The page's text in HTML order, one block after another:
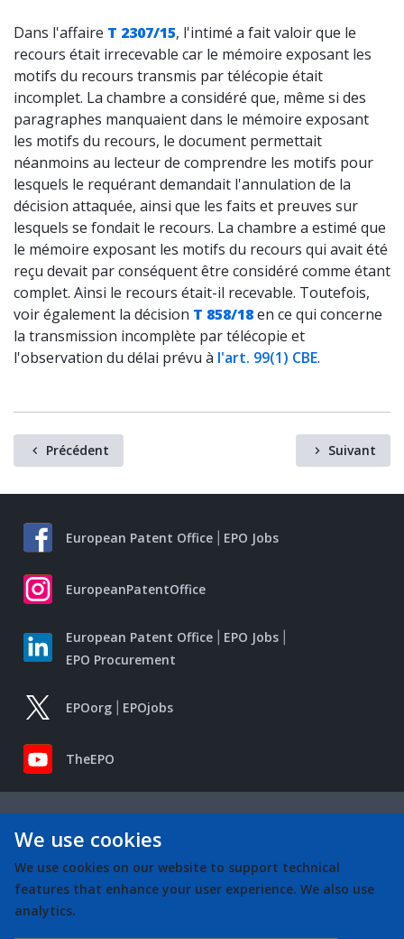
Dans l'affaire T 2307/15, l'intimé a fait valoir que le
recours était irrecevable car le mémoire exposant les
motifs du recours transmis par télécopie était
incomplet. La chambre a considéré que, même si des
paragraphes manquaient dans le mémoire exposant
les motifs du recours, le document permettait
néanmoins au lecteur de comprendre les motifs pour
lesquels le requérant demandait l'annulation de la
décision attaquée, ainsi que les faits et preuves sur
lesquels se fondait le recours. La chambre a estimé que
le mémoire exposant les motifs du recours qui avait été
reçu devait par conséquent être considéré comme étant
complet. Ainsi le recours était-il recevable. Toutefois,
voir également la décision T 858/18en ce qui concerne
la transmission incomplète par télécopie et
l'observation du délai prévu à l'art. 99(1) CBE.
Précédent Suivant
European Patent Office EPO Jobs
EuropeanPatentOffice
European Patent Office
EPO Jobs
EPO Procurement
EPOorg EPOjobs
TheEPO
We use cookies
We use cookies on our website to support technical
features that enhance your user experience. We also use
analytics.